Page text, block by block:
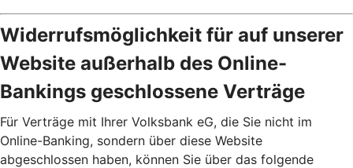
Widerrufsmöglichkeit für auf unserer
Website außerhalb des Online-
Bankings geschlossene Verträge
Für Verträge mit Ihrer Volksbank eG, die Sie nicht im
Online-Banking, sondern über diese Website
abgeschlossen haben, können Sie über das folgende